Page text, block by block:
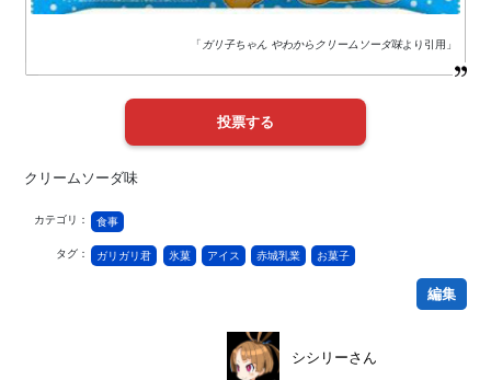
「 ガリ子ちゃん やわからクリームソーダ味より引用」
クリームソーダ味
カテゴリ： 食事
タグ： ガリガリ君 氷菓 アイス 赤城乳業 お菓子
編集
シシリーさん